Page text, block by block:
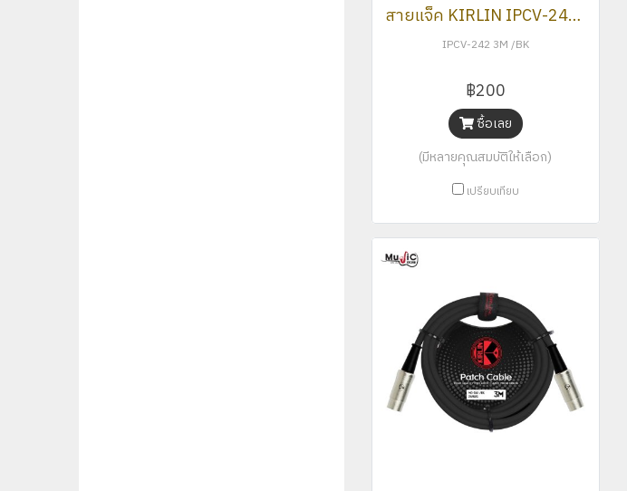
สายแจ็ค KIRLIN IPCV-242 3M
IPCV-242 3M /BK
฿200
ซื้อเลย
(มีหลายคุณสมบัติให้เลือก)
เปรียบเทียบ